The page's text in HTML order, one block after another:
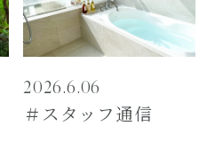
2026.6.06
＃スタッフ通信